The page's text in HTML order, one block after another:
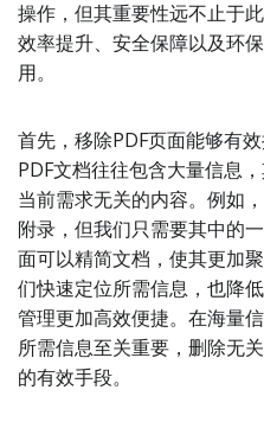
操作，但其重要性远不止于
效率提升、安全保障以及环
用。
首先，移除PDF页面能够有
PDF文档往往包含大量信息
当前需求无关的内容。例如
附录，但我们只需要其中的
面可以精简文档，使其更加
们快速定位所需信息，也降
管理更加高效便捷。在海量
所需信息至关重要，删除无
的有效手段。